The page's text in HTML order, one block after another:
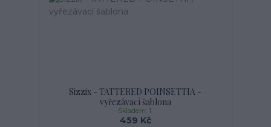
Sizzix - TATTERED POINSETTIA -
vyřezávací šablona
459 Kč
Skladem: 1